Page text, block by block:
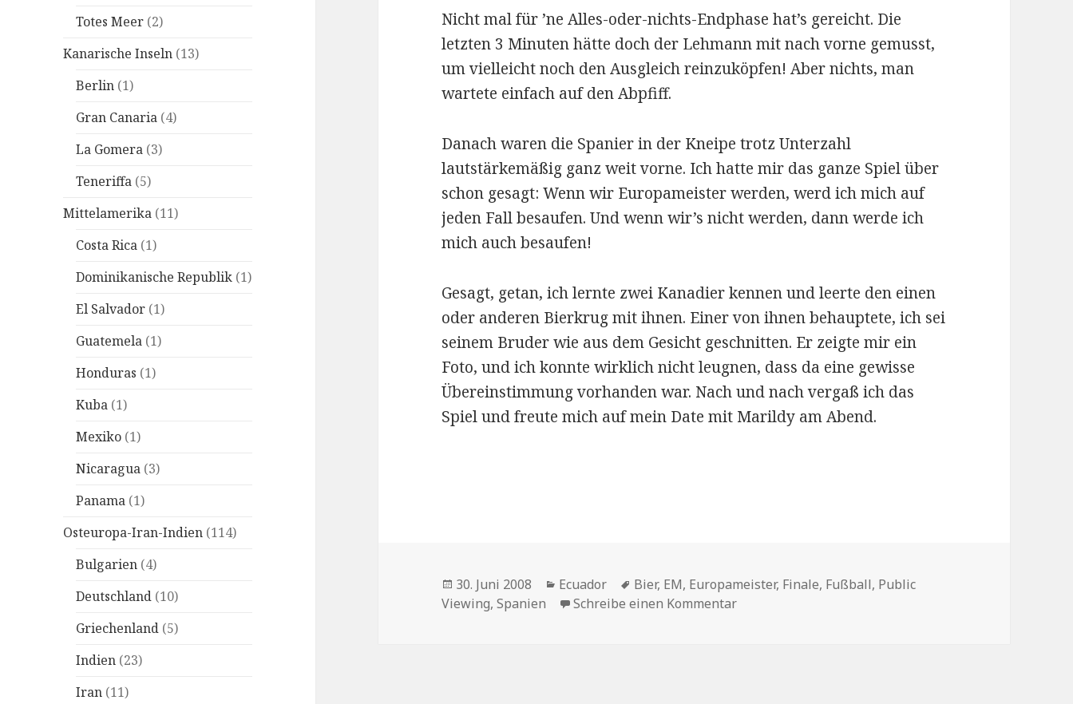
Totes Meer (2)
Kanarische Inseln (13)
Berlin (1)
Gran Canaria (4)
La Gomera (3)
Teneriffa (5)
Mittelamerika (11)
Costa Rica (1)
Dominikanische Republik (1)
El Salvador (1)
Guatemela (1)
Honduras (1)
Kuba (1)
Mexiko (1)
Nicaragua (3)
Panama (1)
Osteuropa-Iran-Indien (114)
Bulgarien (4)
Deutschland (10)
Griechenland (5)
Indien (23)
Iran (11)
Nicht mal für ’ne Alles-oder-nichts-Endphase hat’s gereicht. Die
letzten 3 Minuten hätte doch der Lehmann mit nach vorne gemusst,
um vielleicht noch den Ausgleich reinzuköpfen! Aber nichts, man
wartete einfach auf den Abpfiff.
Danach waren die Spanier in der Kneipe trotz Unterzahl
lautstärkemäßig ganz weit vorne. Ich hatte mir das ganze Spiel über
schon gesagt: Wenn wir Europameister werden, werd ich mich auf
jeden Fall besaufen. Und wenn wir’s nicht werden, dann werde ich
mich auch besaufen!
Gesagt, getan, ich lernte zwei Kanadier kennen und leerte den einen
oder anderen Bierkrug mit ihnen. Einer von ihnen behauptete, ich sei
seinem Bruder wie aus dem Gesicht geschnitten. Er zeigte mir ein
Foto, und ich konnte wirklich nicht leugnen, dass da eine gewisse
Übereinstimmung vorhanden war. Nach und nach vergaß ich das
Spiel und freute mich auf mein Date mit Marildy am Abend.
Veröffentlicht
am
30. Juni 2008 Kategorien
Ecuador Tags
Bier, EM, Europameister, Finale, Fußball, Public
Viewing,Spanien Schreibe einen Kommentar